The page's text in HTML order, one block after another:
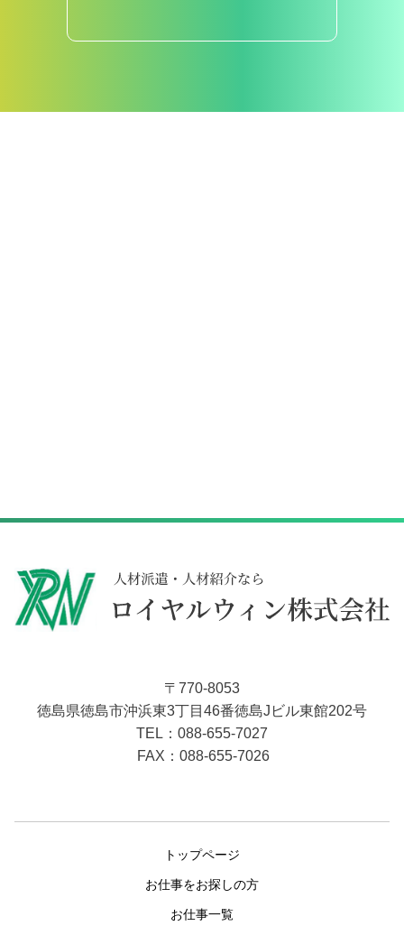
〒770-8053
徳島県徳島市沖浜東3丁目46番徳島Jビル東館202号
TEL：088-655-7027
FAX：088-655-7026
トップページ
お仕事をお探しの方
お仕事一覧